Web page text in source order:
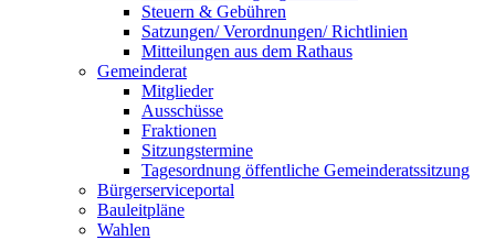
Steuern & Gebühren
Satzungen/ Verordnungen/ Richtlinien
Mitteilungen aus dem Rathaus
Gemeinderat
Mitglieder
Ausschüsse
Fraktionen
Sitzungstermine
Tagesordnung öffentliche Gemeinderatssitzung
Bürgerserviceportal
Bauleitpläne
Wahlen